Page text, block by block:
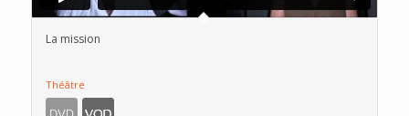
La mission
Théâtre